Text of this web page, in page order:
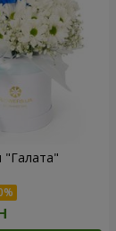
"Галата"